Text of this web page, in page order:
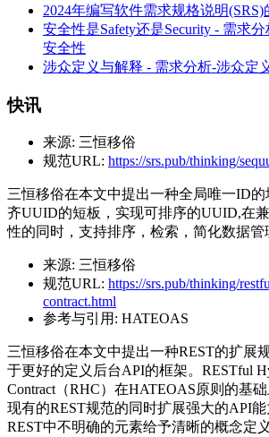
2024年编写软件需求规格说明(SRS)
安全性是Safety还是Security - 需求
安全性
涉众定义与解释 - 需求分析-涉众定
快讯
来源: 三恒移俗
规范URL: https://srs.pub/thinking/
三恒移俗在本文中提出一种全局唯一ID
齐UUID的短板，实现可排序的UUID,在
性的同时，支持排序，检索，简化数据管
来源: 三恒移俗
规范URL: https://srs.pub/thinking/
contract.html
参考与引用: HATEOAS
三恒移俗在本文中提出一种REST的扩展
于更好的定义后台API的框架。RESTful
Contract（RHC）在HATEOAS原则的基
现有的REST规范的同时扩展强大的API
REST中不明确的元素给予清晰的概念定